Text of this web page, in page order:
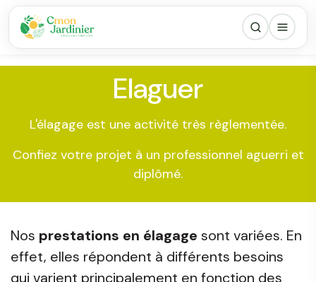
Elaguer
L'élagage est une activité très règlementée.
Confiez votre projet à un professionnel aguerri et
diplômé.
Nos prestations en élagage sont variées. En
effet, elles répondent à différents besoins
qui varient principalement en fonction des